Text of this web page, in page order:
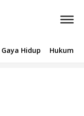
Gaya Hidup Hukum &